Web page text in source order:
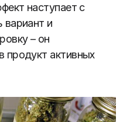
наступает с
и
– он
продукт активных